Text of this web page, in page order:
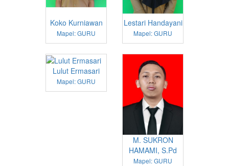
Koko Kurniawan
Mapel: GURU
Lestari Handayani
Mapel: GURU
Lulut Ermasari
Mapel: GURU
M. SUKRON
HAMAMI, S.Pd
Mapel: GURU